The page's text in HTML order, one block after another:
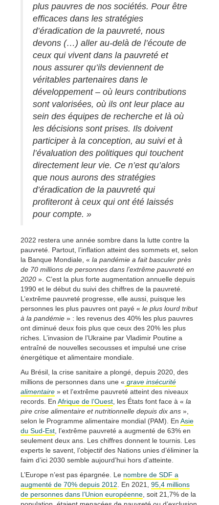
plus pauvres de nos sociétés. Pour être
efficaces dans les stratégies
d’éradication de la pauvreté, nous
devons (…) aller au-delà de l’écoute de
ceux qui vivent dans la pauvreté et
nous assurer qu’ils deviennent de
véritables partenaires dans le
développement – où leurs contributions
sont valorisées, où ils ont leur place au
sein des équipes de recherche et là où
les décisions sont prises. Ils doivent
participer à la conception, au suivi et à
l’évaluation des politiques qui touchent
directement leur vie. Ce n’est qu’alors
que nous aurons des stratégies
d’éradication de la pauvreté qui
profiteront à ceux qui ont été laissés
pour compte. »
2022 restera une année sombre dans la lutte contre la
pauvreté. Partout, l’inflation atteint des sommets et, selon
la Banque Mondiale, « la pandémie a fait basculer près
de 70 millions de personnes dans l’extrême pauvreté en
2020 ». C’est la plus forte augmentation annuelle depuis
1990 et le début du suivi des chiffres de la pauvreté.
L’extrême pauvreté progresse, elle aussi, puisque les
personnes les plus pauvres ont payé « le plus lourd tribut
à la pandémie » : les revenus des 40% les plus pauvres
ont diminué deux fois plus que ceux des 20% les plus
riches. L’invasion de l’Ukraine par Vladimir Poutine a
entraîné de nouvelles secousses et impulsé une crise
énergétique et alimentaire mondiale.
Au Brésil, la crise sanitaire a plongé, depuis 2020, des
millions de personnes dans une « grave insécurité
alimentaire » et l’extrême pauvreté atteint des niveaux
records. En Afrique de l’Ouest , les États font face à « la
pire crise alimentaire et nutritionnelle depuis dix ans »,
selon le Programme alimentaire mondial (PAM). En Asie
du Sud-Est , l’extrême pauvreté a augmenté de 63% en
seulement deux ans. Les chiffres donnent le tournis. Les
experts le savent, l’objectif des Nations unies d’éliminer la
faim d’ici 2030 semble aujourd’hui hors d’atteinte.
L’Europe n’est pas épargnée. Le nombre de SDF a
augmenté de 70% depuis 2012 . En 2021, 95,4 millions
de personnes dans l’Union européenne , soit 21,7% de la